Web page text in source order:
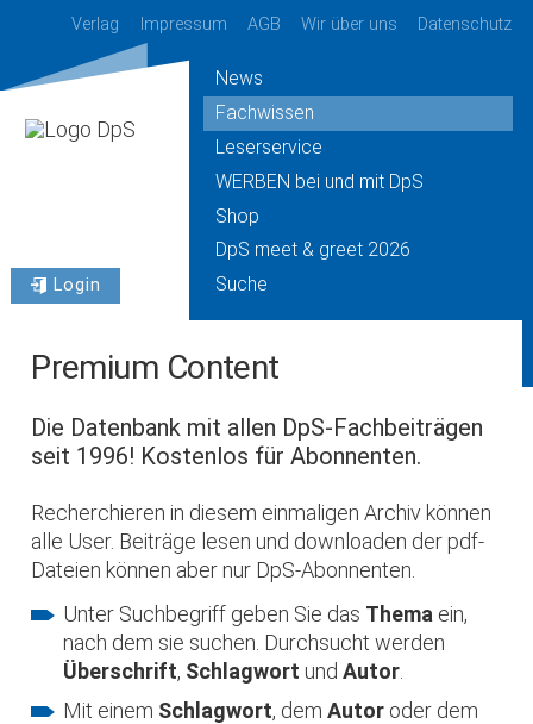
Verlag Impressum AGB Wir über uns Datenschutz
Login
News
Fachwissen
Leserservice
WERBEN bei und mit DpS
Shop
DpS meet & greet 2026
Suche
Premium Content
Die Datenbank mit allen DpS-Fachbeiträgen
seit 1996! Kostenlos für Abonnenten.
Recherchieren in diesem einmaligen Archiv können
alle User. Beiträge lesen und downloaden der pdf-
Dateien können aber nur DpS-Abonnenten.
Unter Suchbegriff geben Sie das Thema ein,
nach dem sie suchen. Durchsucht werden
Überschrift, Schlagwort undAutor
Mit einem Schlagwort, demAutor oder dem